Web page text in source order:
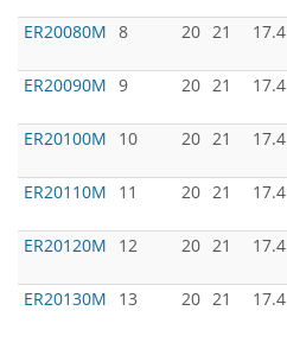
ER20080M 8 20 21 17.4
ER20090M 9 20 21 17.4
ER20100M 10 20 21 17.4
ER20110M 11 20 21 17.4
ER20120M 12 20 21 17.4
ER20130M 13 20 21 17.4